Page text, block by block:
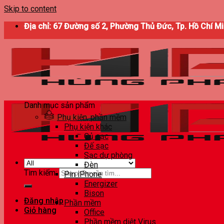
Skip to content
Địa chỉ: 67 Đường số 2, Phường Thủ Đức, Tp. Hồ Chí
Tìm kiếm:
Đăng nhập
Giỏ hàng
Danh mục sản phẩm
Phụ kiện, phần mềm
Phụ kiện khác
Củ sạc
Đế sạc
Sạc dự phòng
Đèn
Pin iPhone
Energizer
Bison
Phần mềm
Office
Phần mềm diệt Virus